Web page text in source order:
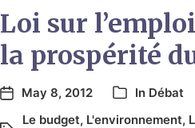
Loi sur
la prospérité
May 8, 2012 In Débat
Le budget, L'environnement,